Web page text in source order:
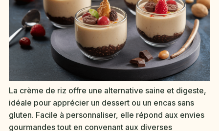
La crème de riz offre une alternative saine et digeste,
idéale pour apprécier un dessert ou un encas sans
gluten. Facile à personnaliser, elle répond aux envies
gourmandes tout en convenant aux diverses